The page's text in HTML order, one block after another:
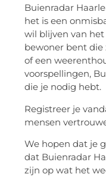
Buienradar
het is een
wil blijven van
bewoner bent
of een
voorspellingen,
die je nodig hebt.
Registreer je
mensen
We hopen dat je
dat Buienradar
zijn op wat het